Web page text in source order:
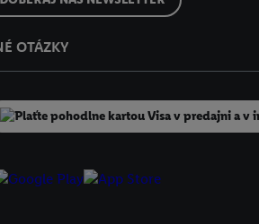
OTÁZKY